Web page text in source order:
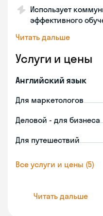
Использует
эффективного
Читать дальше
Услуги и цены
Английский язык
Для маркетологов
Деловой - для бизнеса
Для путешествий
Все услуги и цены (5)
Читать дальше